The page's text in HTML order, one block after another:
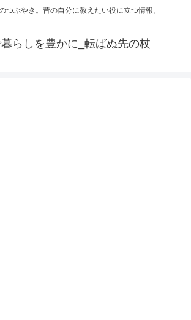
つぶやき。昔の自分に教えたい役に立つ情報。
らしを豊かに_転ばぬ先の杖